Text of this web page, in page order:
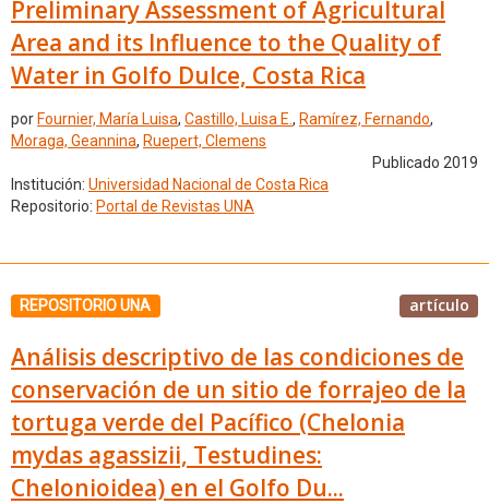
Preliminary Assessment of Agricultural
Area and its Influence to the Quality of
Water in Golfo Dulce, Costa Rica
por Fournier, María Luisa, Castillo, Luisa E., Ramírez, Fernando,
Moraga, Geannina, Ruepert, Clemens
Publicado 2019
Institución: Universidad Nacional de Costa Rica
Repositorio: Portal de Revistas UNA
REPOSITORIO UNA artículo
Análisis descriptivo de las condiciones de
conservación de un sitio de forrajeo de la
tortuga verde del Pacífico (Chelonia
mydas agassizii, Testudines:
Chelonioidea) en el Golfo Du...